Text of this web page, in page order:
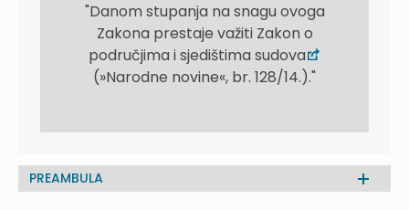
"Danom stupanja na snagu ovoga
Zakona prestaje važiti Zakon o
područjima i sjedištima sudova
(»Narodne novine«, br. 128/14.)."
PREAMBULA